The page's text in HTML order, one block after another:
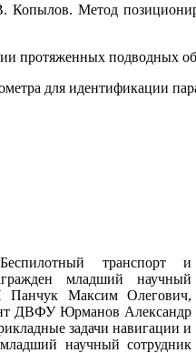
Метод
подводных
для идентификации
транспорт и
младший научный
Максим Олегович,
ДВФУ Юрманов Александр
задачи навигации и
научный сотрудник